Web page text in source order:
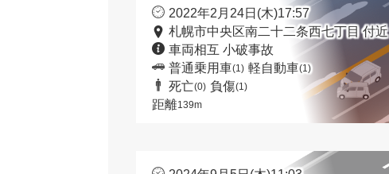
2022年2月24日(木)17:57
札幌市中央区南二十二条西七丁目 付近
車両相互 小破事故
普通乗用車(1) 軽自動車(1)
死亡(0) 負傷(1)
距離139m